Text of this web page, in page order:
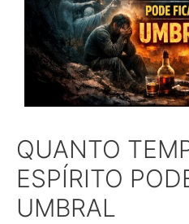
QUANTO
ESPÍRITO
UMBRAL